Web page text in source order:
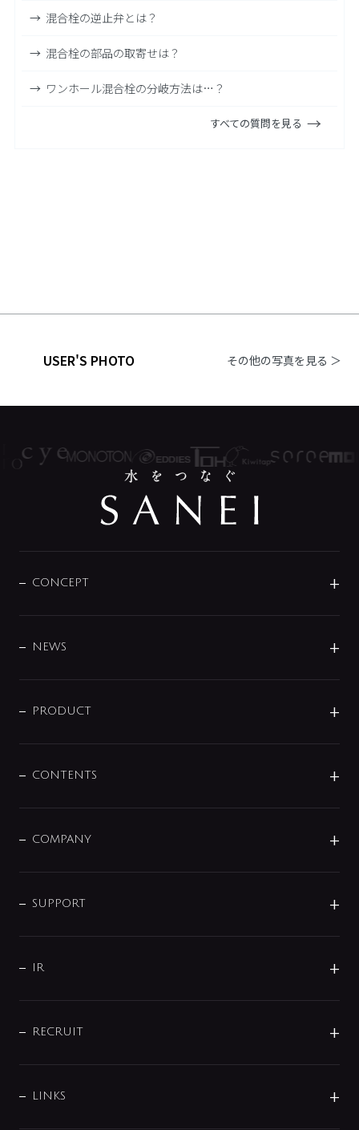
混合栓の逆止弁とは？
混合栓の部品の取寄せは？
ワンホール混合栓の分岐方法は…？
すべての質問を見る
USER'S PHOTO その他の写真を見る ＞
CONCEPT
DESIGN
NEWS
商品に関して
その他
PRODUCT
センサー・タッチ水栓
単水栓
分岐
配管システム
バス・空調周辺用品
トイレ周辺用品
CONTENTS
じぶんシャワーが見つかる
COMPANY
企業理念
会社概要
事業所案内
SUPPORT
よくあるご質問
データダウンロード
みらいエコ住宅2026事業
IR
IRニュース
IRライブラリ
RECRUIT
募集要項
LINKS